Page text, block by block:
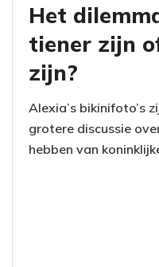
Het
tiener zijn
zijn?
Alexia’s bikinifoto’s
grotere discussie
hebben van